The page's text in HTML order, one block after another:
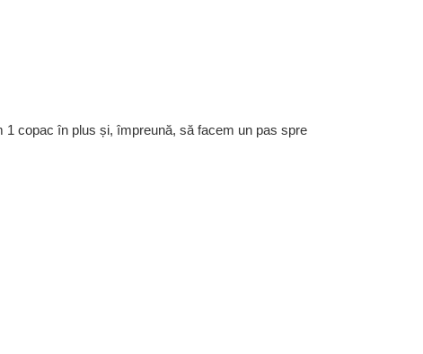
1 copac în plus și, împreună, să facem un pas spre